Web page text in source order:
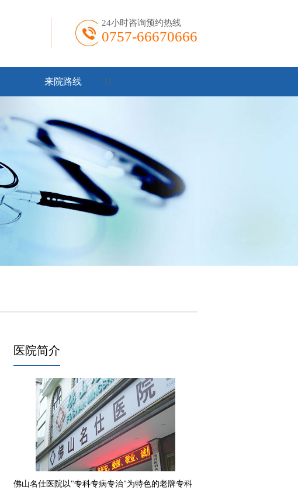
24小时咨询预约热线
0757-66670666
} }
来院路线
医院简介
佛山名仕医院以"专科专病专治"为特色的老牌专科